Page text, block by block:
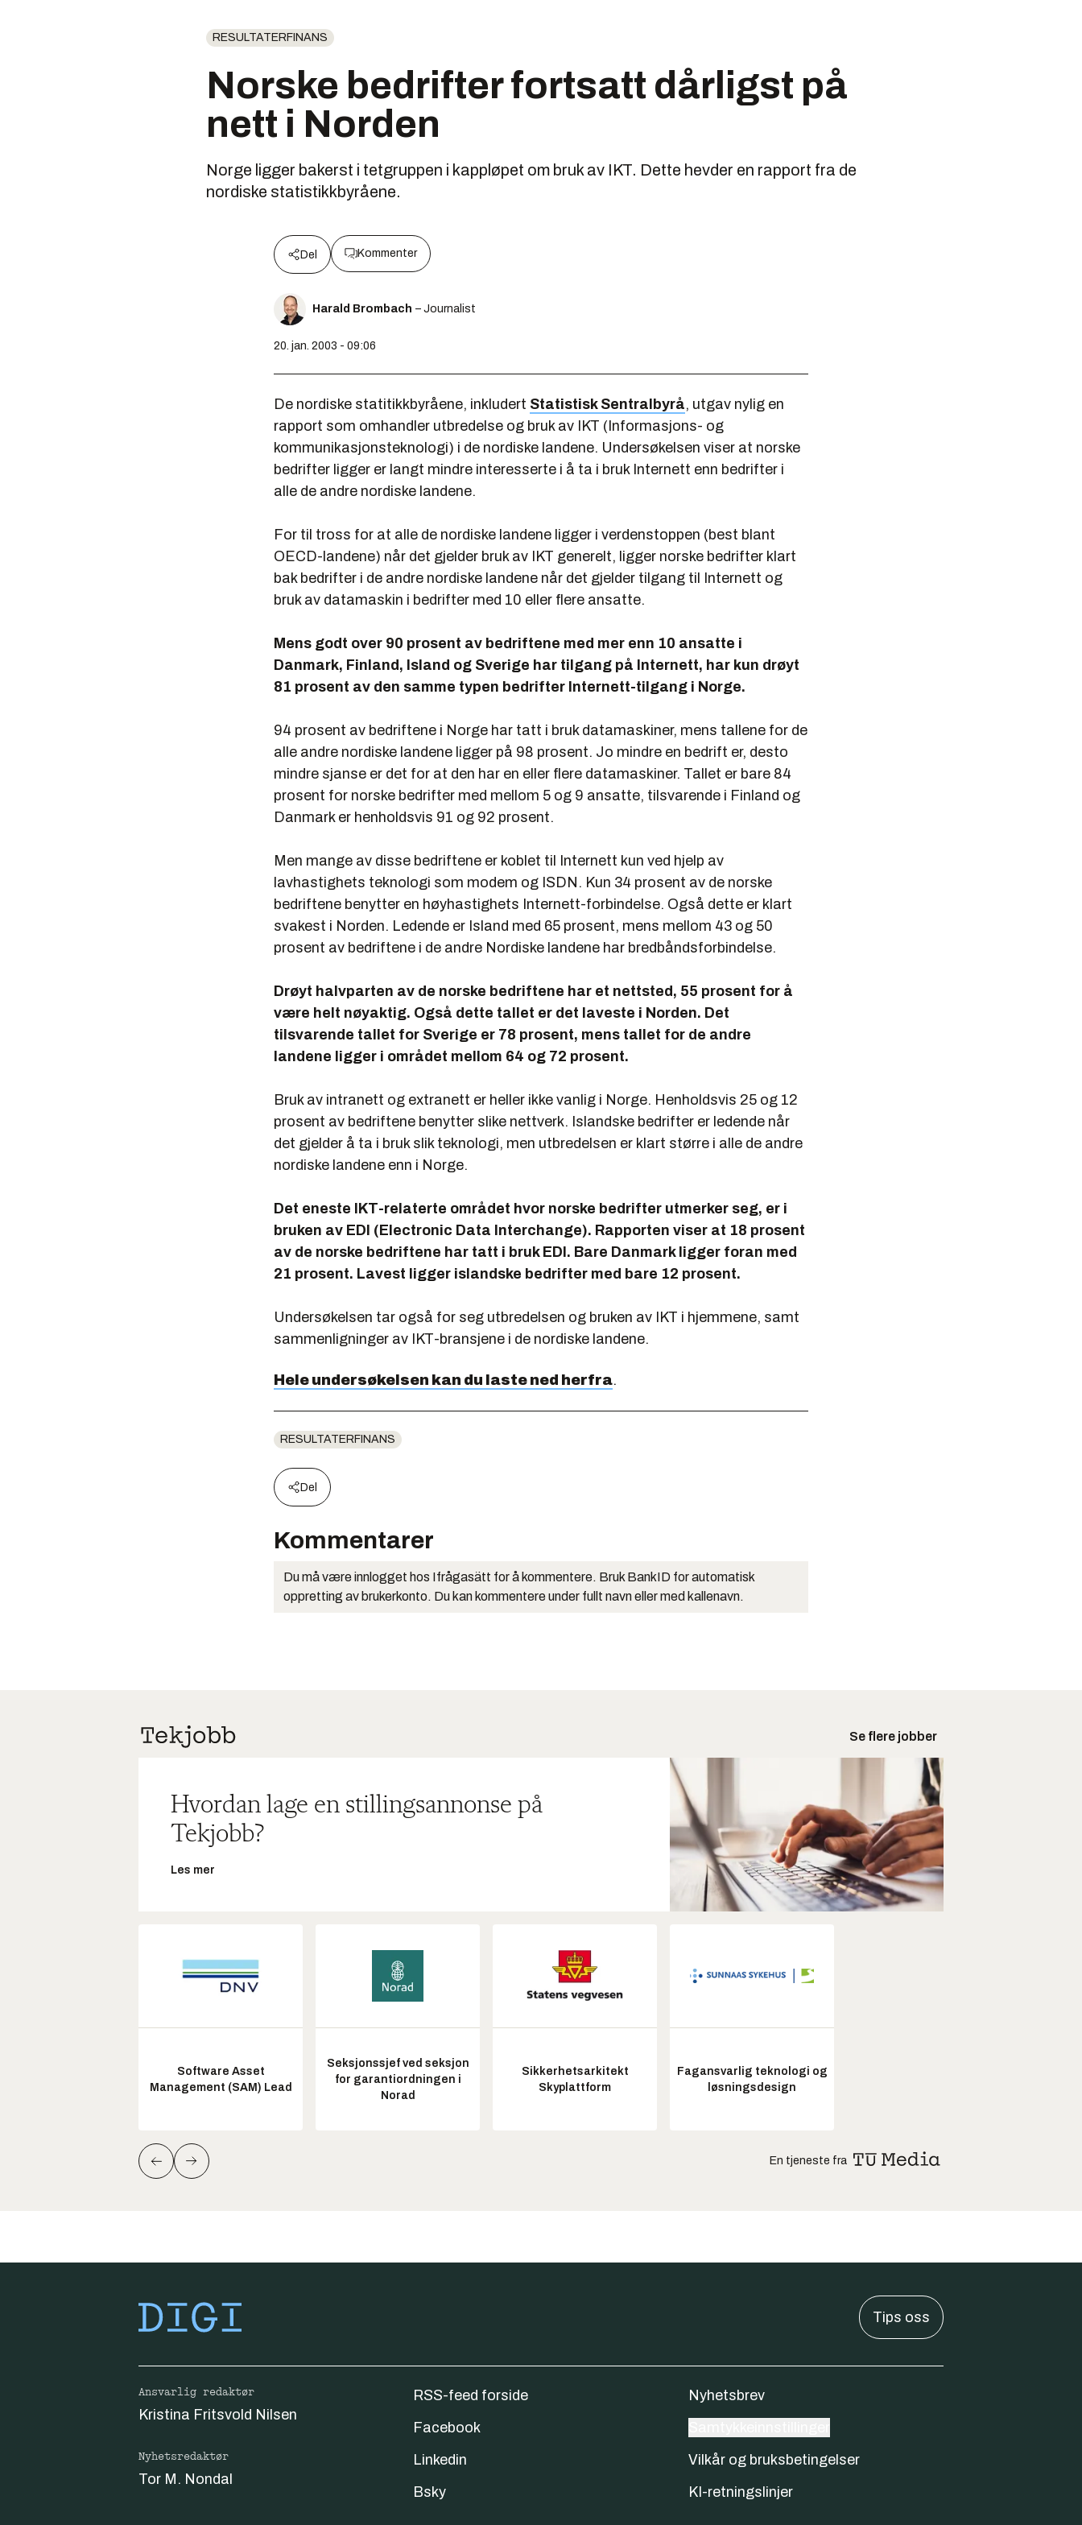
RESULTATERFINANS
Norske bedrifter fortsatt dårligst på
nett i Norden
Norge ligger bakerst i tetgruppen i kappløpet om bruk av IKT. Dette hevder en rapport fra de
nordiske statistikkbyråene.
Del Kommenter
Harald Brombach – Journalist
20. jan. 2003 - 09:06
De nordiske statitikkbyråene, inkludert Statistisk Sentralbyrå, utgav nylig en
rapport som omhandler utbredelse og bruk av IKT (Informasjons- og
kommunikasjonsteknologi) i de nordiske landene. Undersøkelsen viser at norske
bedrifter ligger er langt mindre interesserte i å ta i bruk Internett enn bedrifter i
alle de andre nordiske landene.
For til tross for at alle de nordiske landene ligger i verdenstoppen (best blant
OECD-landene) når det gjelder bruk av IKT generelt, ligger norske bedrifter klart
bak bedrifter i de andre nordiske landene når det gjelder tilgang til Internett og
bruk av datamaskin i bedrifter med 10 eller flere ansatte.
Mens godt over 90 prosent av bedriftene med mer enn 10 ansatte i
Danmark, Finland, Island og Sverige har tilgang på Internett, har kun drøyt
81 prosent av den samme typen bedrifter Internett-tilgang i Norge.
94 prosent av bedriftene i Norge har tatt i bruk datamaskiner, mens tallene for de
alle andre nordiske landene ligger på 98 prosent. Jo mindre en bedrift er, desto
mindre sjanse er det for at den har en eller flere datamaskiner. Tallet er bare 84
prosent for norske bedrifter med mellom 5 og 9 ansatte, tilsvarende i Finland og
Danmark er henholdsvis 91 og 92 prosent.
Men mange av disse bedriftene er koblet til Internett kun ved hjelp av
lavhastighets teknologi som modem og ISDN. Kun 34 prosent av de norske
bedriftene benytter en høyhastighets Internett-forbindelse. Også dette er klart
svakest i Norden. Ledende er Island med 65 prosent, mens mellom 43 og 50
prosent av bedriftene i de andre Nordiske landene har bredbåndsforbindelse.
Drøyt halvparten av de norske bedriftene har et nettsted, 55 prosent for å
være helt nøyaktig. Også dette tallet er det laveste i Norden. Det
tilsvarende tallet for Sverige er 78 prosent, mens tallet for de andre
landene ligger i området mellom 64 og 72 prosent.
Bruk av intranett og extranett er heller ikke vanlig i Norge. Henholdsvis 25 og 12
prosent av bedriftene benytter slike nettverk. Islandske bedrifter er ledende når
det gjelder å ta i bruk slik teknologi, men utbredelsen er klart større i alle de andre
nordiske landene enn i Norge.
Det eneste IKT-relaterte området hvor norske bedrifter utmerker seg, er i
bruken av EDI (Electronic Data Interchange). Rapporten viser at 18 prosent
av de norske bedriftene har tatt i bruk EDI. Bare Danmark ligger foran med
21 prosent. Lavest ligger islandske bedrifter med bare 12 prosent.
Undersøkelsen tar også for seg utbredelsen og bruken av IKT i hjemmene, samt
sammenligninger av IKT-bransjene i de nordiske landene.
Hele undersøkelsen kan du laste ned herfra.
RESULTATERFINANS
Del
Kommentarer
Du må være innlogget hos Ifrågasätt for å kommentere. Bruk BankID for automatisk
oppretting av brukerkonto. Du kan kommentere under fullt navn eller med kallenavn.
Se flere jobber
Hvordan lage en stillingsannonse på
Tekjobb?
Les mer
Software Asset
Management (SAM) Lead
Seksjonssjef ved seksjon
for garantiordningen i
Norad
Sikkerhetsarkitekt
Skyplattform
Fagansvarlig teknologi og
løsningsdesign
En tjeneste fra
Tips oss
Ansvarlig redaktør
Kristina Fritsvold Nilsen
Nyhetsredaktør
Tor M. Nondal
RSS-feed forside
Facebook
Linkedin
Bsky
Nyhetsbrev
Vilkår og bruksbetingelser
KI-retningslinjer